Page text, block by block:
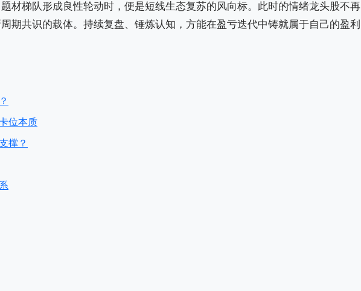
材梯队形成良性轮动时，便是短线生态复苏的风向标。此时的情绪龙头股不再
期共识的载体。持续复盘、锤炼认知，方能在盈亏迭代中铸就属于自己的盈利
位本质
撑？